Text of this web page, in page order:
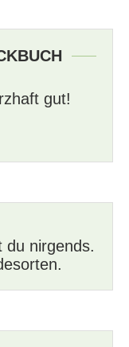
du nirgends.